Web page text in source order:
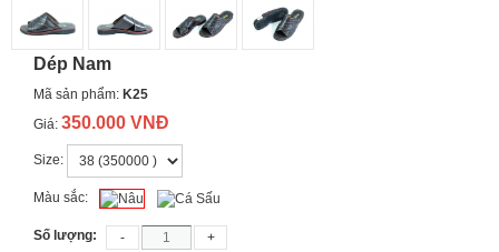
Dép Nam
Mã sản phẩm: K25
Giá: 350.000 VNĐ
Size:
Màu sắc:
Số lượng: